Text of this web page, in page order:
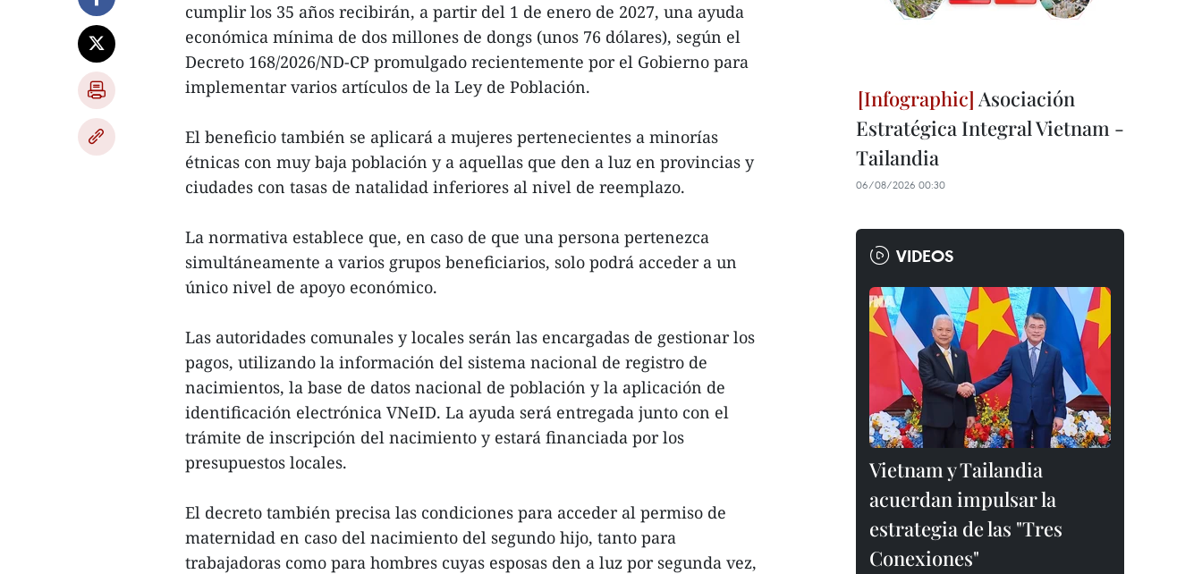
cumplir los 35 años recibirán, a partir del 1 de enero de 2027, una ayuda
económica mínima de dos millones de dongs (unos 76 dólares), según el
Decreto 168/2026/ND-CP promulgado recientemente por el Gobierno para
implementar varios artículos de la Ley de Población.
El beneficio también se aplicará a mujeres pertenecientes a minorías
étnicas con muy baja población y a aquellas que den a luz en provincias y
ciudades con tasas de natalidad inferiores al nivel de reemplazo.
La normativa establece que, en caso de que una persona pertenezca
simultáneamente a varios grupos beneficiarios, solo podrá acceder a un
único nivel de apoyo económico.
Las autoridades comunales y locales serán las encargadas de gestionar los
pagos, utilizando la información del sistema nacional de registro de
nacimientos, la base de datos nacional de población y la aplicación de
identificación electrónica VNeID. La ayuda será entregada junto con el
trámite de inscripción del nacimiento y estará financiada por los
presupuestos locales.
El decreto también precisa las condiciones para acceder al permiso de
maternidad en caso del nacimiento del segundo hijo, tanto para
trabajadoras como para hombres cuyas esposas den a luz por segunda vez,
Asociación
Estratégica Integral Vietnam -
Tailandia
06/08/2026 00:30
VIDEOS
Vietnam y Tailandia
acuerdan impulsar la
estrategia de las "Tres
Conexiones"